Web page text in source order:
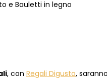
e Bauletti in legno
, con Regali Digusto,